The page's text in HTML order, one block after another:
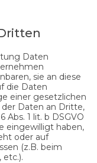
Daten
sie an diese
die Daten
einer gesetzlichen
Daten an Dritte,
Abs. 1 lit. b DSGVO
eingewilligt haben,
oder auf
(z.B. beim